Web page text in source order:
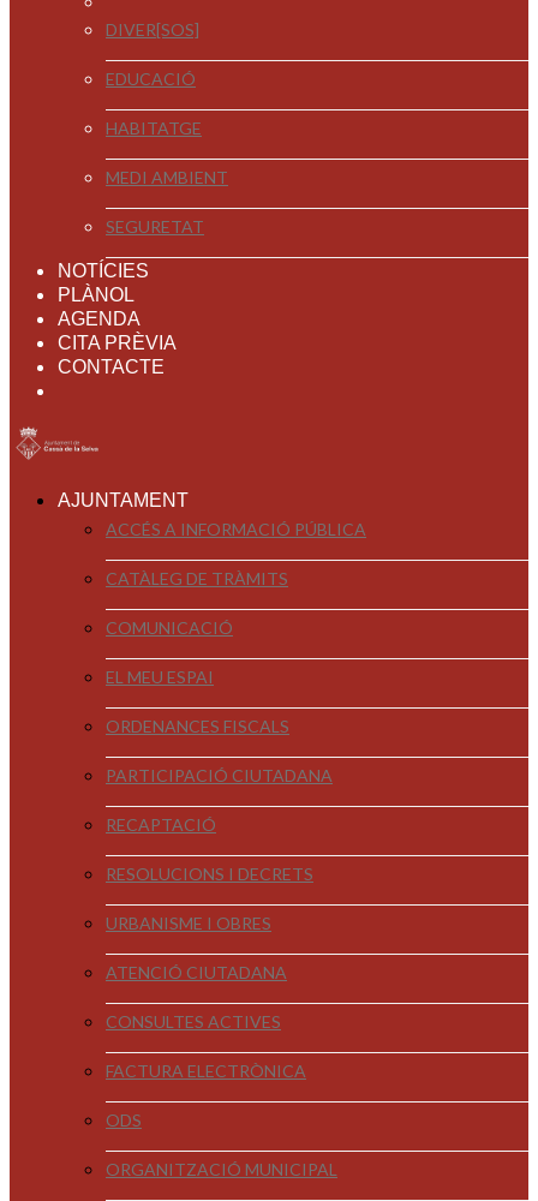
DIVER[SOS]
EDUCACIÓ
HABITATGE
MEDI AMBIENT
SEGURETAT
NOTÍCIES
PLÀNOL
AGENDA
CITA PRÈVIA
CONTACTE
AJUNTAMENT
ACCÉS A INFORMACIÓ PÚBLICA
CATÀLEG DE TRÀMITS
COMUNICACIÓ
EL MEU ESPAI
ORDENANCES FISCALS
PARTICIPACIÓ CIUTADANA
RECAPTACIÓ
RESOLUCIONS I DECRETS
URBANISME I OBRES
ATENCIÓ CIUTADANA
CONSULTES ACTIVES
FACTURA ELECTRÒNICA
ODS
ORGANITZACIÓ MUNICIPAL